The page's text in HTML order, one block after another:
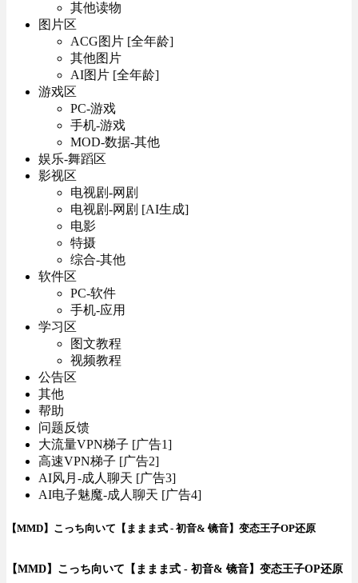
其他读物
图片区
ACG图片 [全年龄]
其他图片
AI图片 [全年龄]
游戏区
PC-游戏
手机-游戏
MOD-数据-其他
娱乐-舞蹈区
影视区
电视剧-网剧
电视剧-网剧 [AI生成]
电影
特摄
综合-其他
软件区
PC-软件
手机-应用
学习区
图文教程
视频教程
公告区
其他
帮助
问题反馈
大流量VPN梯子 [广告1]
高速VPN梯子 [广告2]
AI风月-成人聊天 [广告3]
AI电子魅魔-成人聊天 [广告4]
【MMD】こっち向いて【ままま式 - 初音& 镜音】变态王子OP还原
【MMD】こっち向いて【ままま式 - 初音& 镜音】变态王子OP还原